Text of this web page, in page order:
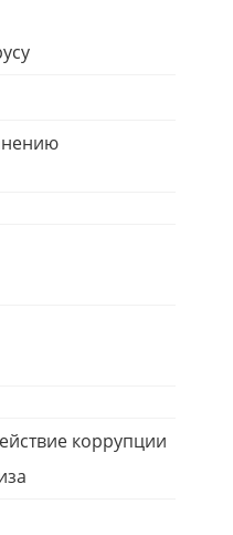
коррупции